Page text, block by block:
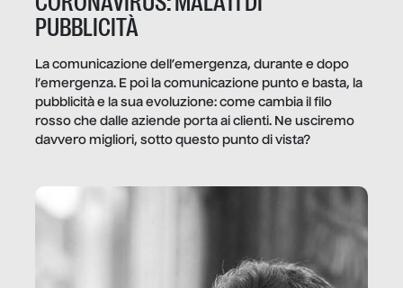
PUBBLICITÀ
La comunicazione dell’emergenza, durante e dopo
l’emergenza. E poi la comunicazione punto e basta, la
pubblicità e la sua evoluzione: come cambia il filo
rosso che dalle aziende porta ai clienti. Ne usciremo
davvero migliori, sotto questo punto di vista?